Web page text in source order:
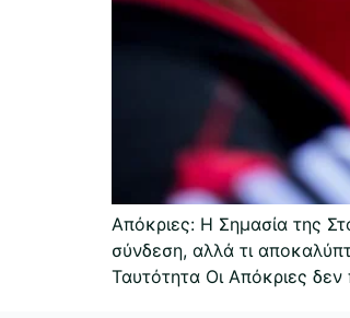
Απόκριες: Η Σημασία της
σύνδεση, αλλά τι
Ταυτότητα Οι Απόκριες